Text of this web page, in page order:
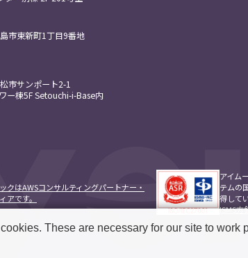
市東新町1丁目9番地
市サンポート2-1
ー棟5FSetouchi-i-Base内
クはAWSコンサルティングパートナー・
アです。
アイム
テムの
得して
ISMS方
These are necessary for our site to